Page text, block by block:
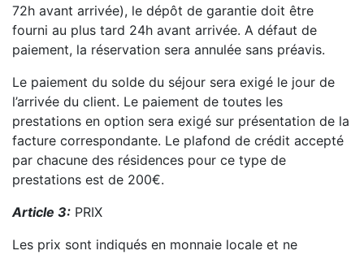
72h avant arrivée), le dépôt de garantie doit être
fourni au plus tard 24h avant arrivée. A défaut de
paiement, la réservation sera annulée sans préavis.
Le paiement du solde du séjour sera exigé le jour de
l’arrivée du client. Le paiement de toutes les
prestations en option sera exigé sur présentation de la
facture correspondante. Le plafond de crédit accepté
par chacune des résidences pour ce type de
prestations est de 200€.
Article 3: PRIX
Les prix sont indiqués en monnaie locale et ne